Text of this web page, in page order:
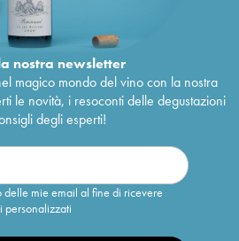
nostra newsletter
magico mondo del vino con la nostra
le novità, i resoconti delle degustazioni
degli esperti!
mie email al fine di ricevere
personalizzati